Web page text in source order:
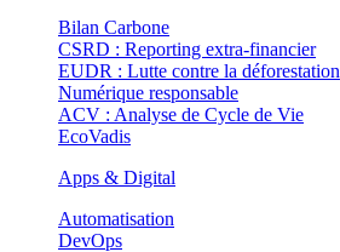
Bilan Carbone
CSRD : Reporting extra-financier
EUDR : Lutte contre la déforestation
Numérique responsable
ACV : Analyse de Cycle de Vie
EcoVadis
Apps & Digital
Automatisation
DevOps